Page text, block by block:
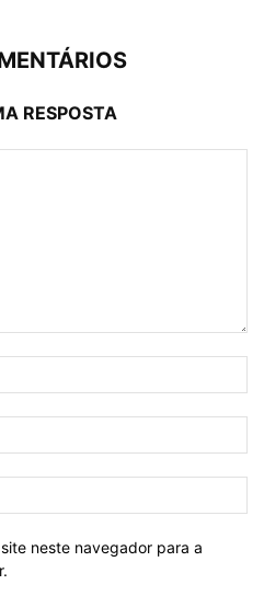
RESPOSTA
neste navegador para a